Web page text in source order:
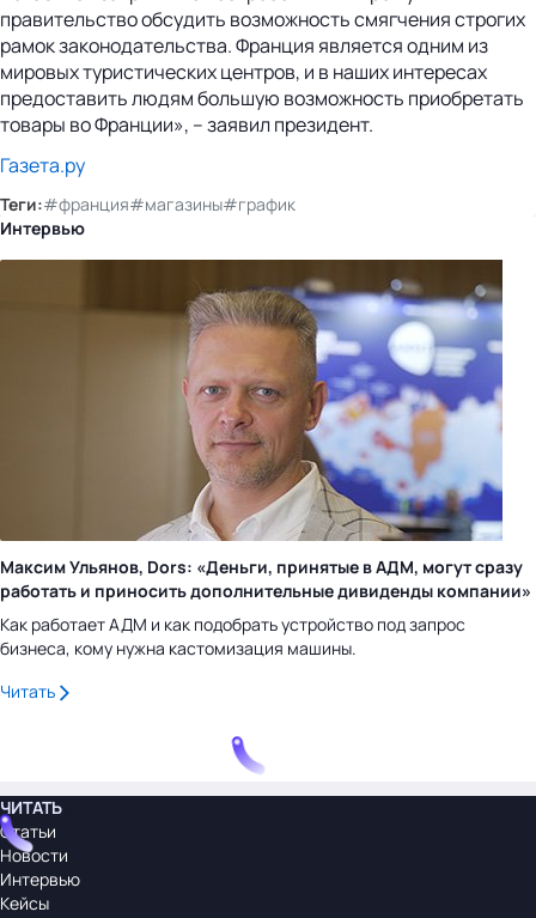
правительство обсудить возможность смягчения строгих
рамок законодательства. Франция является одним из
мировых туристических центров, и в наших интересах
предоставить людям большую возможность приобретать
товары во Франции», – заявил президент.
Газета.ру
Теги:#франция#магазины#график
Интервью
Максим Ульянов, Dors: «Деньги, принятые в АДМ, могут сразу
работать и приносить дополнительные дивиденды компании»
Как работает АДМ и как подобрать устройство под запрос
бизнеса, кому нужна кастомизация машины.
Читать
ЧИТАТЬ
Статьи
Новости
Интервью
Кейсы